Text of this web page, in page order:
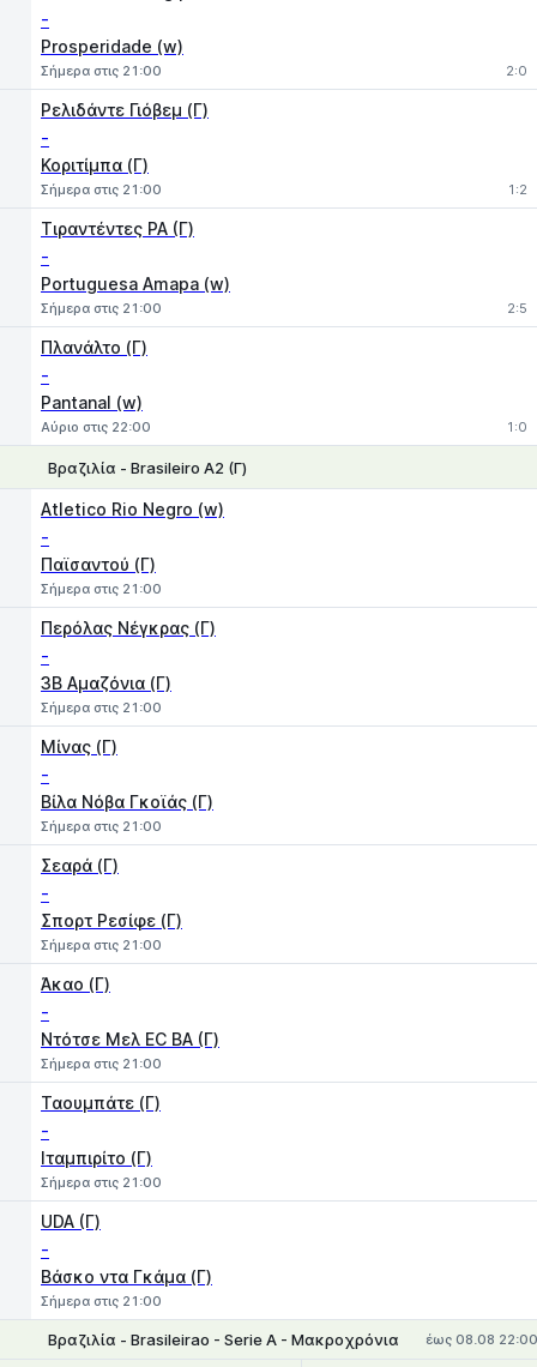
-
Prosperidade (w)
Σήμερα στις 21:00 2:0
Ρελιδάντε Γιόβεμ (Γ)
-
Κοριτίμπα (Γ)
Σήμερα στις 21:00 1:2
Τιραντέντες PA (Γ)
-
Portuguesa Amapa (w)
Σήμερα στις 21:00 2:5
Πλανάλτο (Γ)
-
Pantanal (w)
Αύριο στις 22:00 1:0
Βραζιλία - Brasileiro A2 (Γ)
Atletico Rio Negro (w)
-
Παϊσαντού (Γ)
Σήμερα στις 21:00
Περόλας Νέγκρας (Γ)
-
3B Αμαζόνια (Γ)
Σήμερα στις 21:00
Μίνας (Γ)
-
Βίλα Νόβα Γκοϊάς (Γ)
Σήμερα στις 21:00
Σεαρά (Γ)
-
Σπορτ Ρεσίφε (Γ)
Σήμερα στις 21:00
Άκαο (Γ)
-
Ντότσε Μελ EC BA (Γ)
Σήμερα στις 21:00
Ταουμπάτε (Γ)
-
Ιταμπιρίτο (Γ)
Σήμερα στις 21:00
UDA (Γ)
-
Βάσκο ντα Γκάμα (Γ)
Σήμερα στις 21:00
Βραζιλία - Brasileirao - Serie A - Μακροχρόνια έως 08.08 22:00